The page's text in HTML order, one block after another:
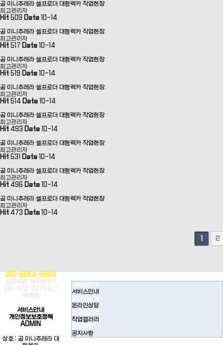
곰 미니추레라 셀프로더 대형렉카 작업현장
최고관리자
Hit 509 Date 10-14
곰 미니추레라 셀프로더 대형렉카 작업현장
최고관리자
Hit 517 Date 10-14
곰 미니추레라 셀프로더 대형렉카 작업현장
최고관리자
Hit 519 Date 10-14
곰 미니추레라 셀프로더 대형렉카 작업현장
최고관리자
Hit 514 Date 10-14
곰 미니추레라 셀프로더 대형렉카 작업현장
최고관리자
Hit 493 Date 10-14
곰 미니추레라 셀프로더 대형렉카 작업현장
최고관리자
Hit 531 Date 10-14
곰 미니추레라 셀프로더 대형렉카 작업현장
최고관리자
Hit 496 Date 10-14
곰 미니추레라 셀프로더 대형렉카 작업현장
최고관리자
Hit 473 Date 10-14
2
서비스안내
서비스안내
온라인상담
온라인상담
작업갤러리
작업갤러리
공지사항
공지사항
010-6664-6664
입금계좌: 케이뱅크 /
100-153-077515 /
박병권
서비스안내
개인정보보호정책
ADMIN
상호 : 곰 미니추레라 대